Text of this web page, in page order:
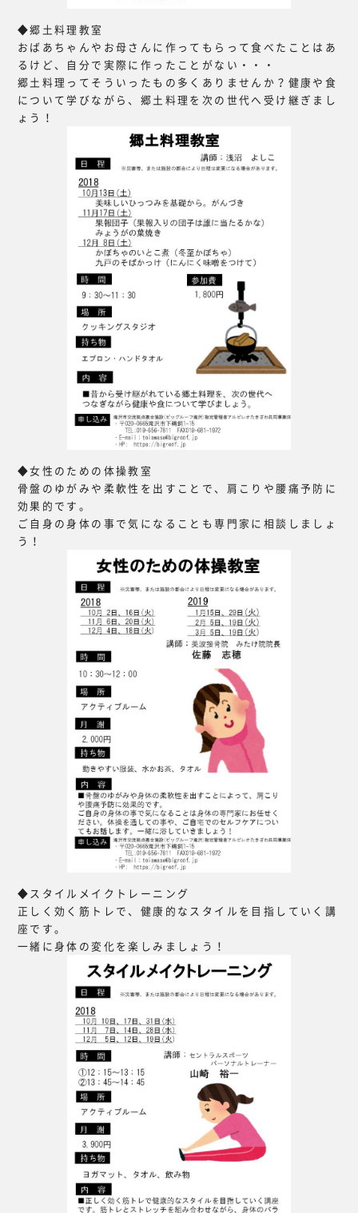
◆郷土料理教室
おばあちゃんやお母さんに作ってもらって食べたことはあ
るけど、自分で実際に作ったことがない・・・
郷土料理ってそういったもの多くありませんか？健康や食
について学びながら、郷土料理を次の世代へ受け継ぎまし
ょう！
◆女性のための体操教室
骨盤のゆがみや柔軟性を出すことで、肩こりや腰痛予防に
効果的です。
ご自身の身体の事で気になることも専門家に相談しましょ
う！
◆スタイルメイクトレーニング
正しく効く筋トレで、健康的なスタイルを目指していく講
座です。
一緒に身体の変化を楽しみましょう！